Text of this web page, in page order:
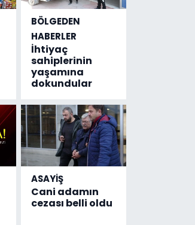
BÖLGEDEN
HABERLER
İhtiyaç
sahiplerinin
yaşamına
dokundular
ASAYİŞ
Cani adamın
cezası belli oldu